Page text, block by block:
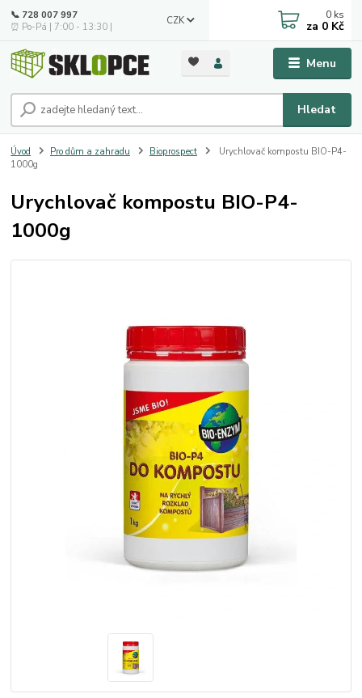
Menu
CZK
Hledat
📞 728 007 997
⏰ Po-Pá | 7:00 - 13:30 |
0 ks
za 0 Kč
Úvod Pro dům a zahradu Bioprospect
Urychlovač kompostu BIO-P4-
1000g
Urychlovač kompostu BIO-P4-
1000g